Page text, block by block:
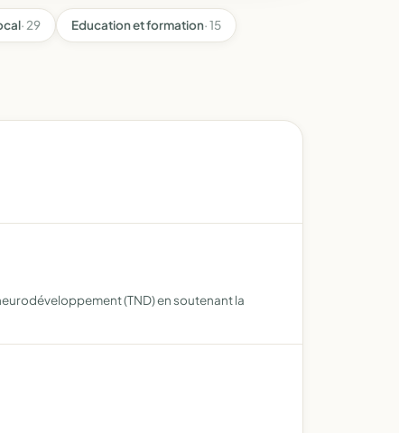
· 29 Education et formation· 15
(TND) en soutenant la